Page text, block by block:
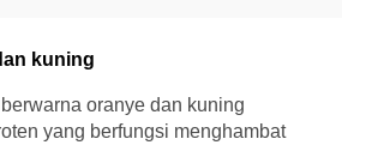
kuning
oranye dan kuning
yang berfungsi menghambat